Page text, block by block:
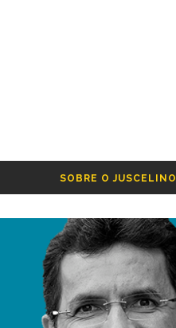
SOBRE O JUSCELINO